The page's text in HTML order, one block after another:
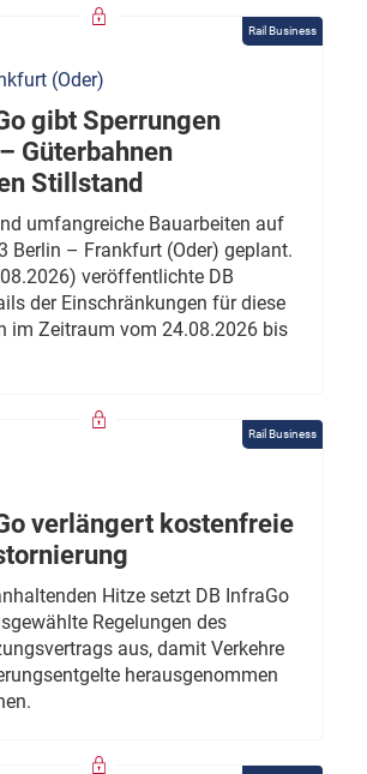
Rail Business
(Oder)
gibt Sperrungen
Güterbahnen
Stillstand
umfangreiche Bauarbeiten auf
Berlin – Frankfurt (Oder) geplant.
veröffentlichte DB
der Einschränkungen für diese
im Zeitraum vom 24.08.2026 bis
Rail Business
verlängert kostenfreie
Hitze setzt DB InfraGo
Regelungen des
aus, damit Verkehre
herausgenommen